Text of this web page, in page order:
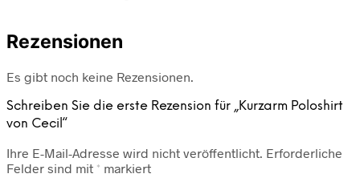
Rezensionen
Es gibt noch keine Rezensionen.
Schreiben Sie die erste Rezension für „Kurzarm Poloshirt
von Cecil“
Ihre E-Mail-Adresse wird nicht veröffentlicht. Erforderliche
Felder sind mit * markiert